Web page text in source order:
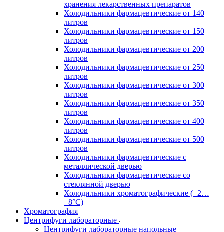
хранения лекарственных препаратов
Холодильники фармацевтические от 140
литров
Холодильники фармацевтические от 150
литров
Холодильники фармацевтические от 200
литров
Холодильники фармацевтические от 250
литров
Холодильники фармацевтические от 300
литров
Холодильники фармацевтические от 350
литров
Холодильники фармацевтические от 400
литров
Холодильники фармацевтические от 500
литров
Холодильники фармацевтические с
металлической дверью
Холодильники фармацевтические со
стеклянной дверью
Холодильники хроматографические (+2…
+8°C)
Хроматография
Центрифуги лабораторные
Центрифуги лабораторные напольные